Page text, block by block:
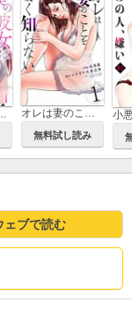
いるのだろうか オレは妻のことをよく知らない
無料試し読み
ェブで読む